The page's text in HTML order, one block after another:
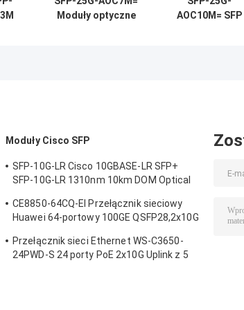
Moduły optyczne
AOC10M= SFP
Moduły Cisco SFP
SFP-10G-LR Cisco 10GBASE-LR SFP+
SFP-10G-LR 1310nm 10km DOM Optical
CE8850-64CQ-EI Przełącznik sieciowy
Huawei 64-portowy 100GE QSFP28,2x10G
Przełącznik sieci Ethernet WS-C3650-
24PWD-S 24 porty PoE 2x10G Uplink z 5